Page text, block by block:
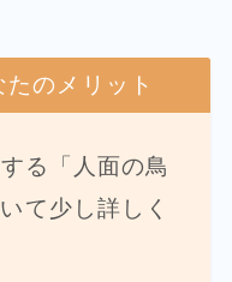
のメリット
る「人面の鳥
て少し詳しく